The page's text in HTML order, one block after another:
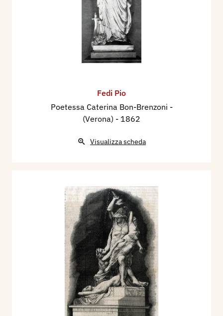
Fedi Pio
Poetessa Caterina Bon-Brenzoni -
(Verona) - 1862
Visualizza scheda